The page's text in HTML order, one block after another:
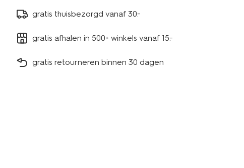
gratis thuisbezorgd vanaf 30.-
gratis afhalen in 500+ winkels vanaf 15.-
gratis retourneren binnen 30 dagen